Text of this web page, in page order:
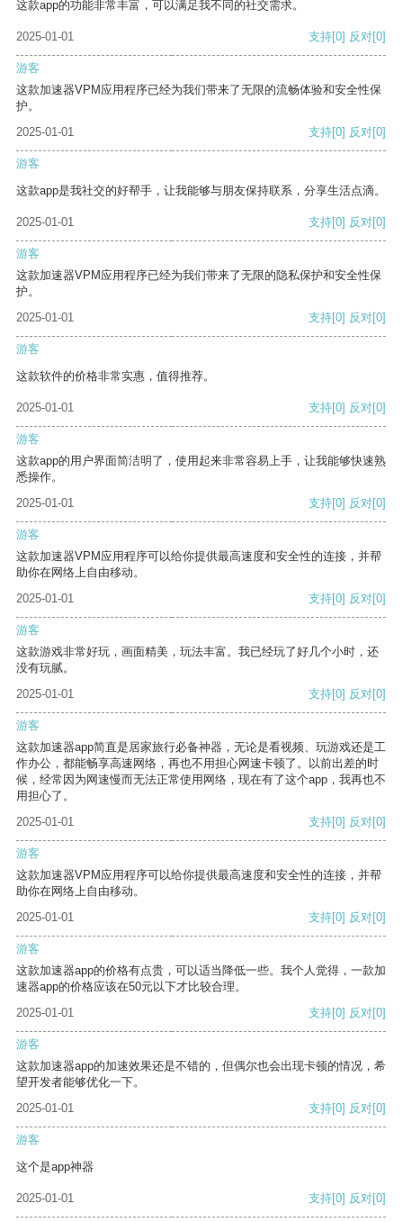
这款app的功能非常丰富，可以满足我不同的社交需求。
2025-01-01 支持[0] 反对[0]
游客
这款加速器VPM应用程序已经为我们带来了无限的流畅体验和安全性保
护。
2025-01-01
支持[0] 反对[0]
游客
这款app是我社交的好帮手，让我能够与朋友保持联系，分享生活点滴。
2025-01-01 支持[0] 反对[0]
游客
这款加速器VPM应用程序已经为我们带来了无限的隐私保护和安全性保
护。
2025-01-01
支持[0] 反对[0]
游客
这款软件的价格非常实惠，值得推荐。
2025-01-01 支持[0] 反对[0]
游客
这款app的用户界面简洁明了，使用起来非常容易上手，让我能够快速熟
悉操作。
2025-01-01
支持[0] 反对[0]
游客
这款加速器VPM应用程序可以给你提供最高速度和安全性的连接，并帮
助你在网络上自由移动。
2025-01-01
支持[0] 反对[0]
游客
这款游戏非常好玩，画面精美，玩法丰富。我已经玩了好几个小时，还
没有玩腻。
2025-01-01
支持[0] 反对[0]
游客
这款加速器app简直是居家旅行必备神器，无论是看视频、玩游戏还是工
作办公，都能畅享高速网络，再也不用担心网速卡顿了。以前出差的时
候，经常因为网速慢而无法正常使用网络，现在有了这个app，我再也不
用担心了。
2025-01-01
支持[0] 反对[0]
游客
这款加速器VPM应用程序可以给你提供最高速度和安全性的连接，并帮
助你在网络上自由移动。
2025-01-01
支持[0] 反对[0]
游客
这款加速器app的价格有点贵，可以适当降低一些。我个人觉得，一款加
速器app的价格应该在50元以下才比较合理。
2025-01-01
支持[0] 反对[0]
游客
这款加速器app的加速效果还是不错的，但偶尔也会出现卡顿的情况，希
望开发者能够优化一下。
2025-01-01
支持[0] 反对[0]
游客
这个是app神器
2025-01-01 支持[0] 反对[0]